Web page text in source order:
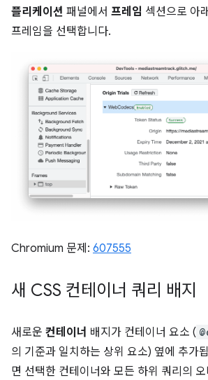
플리케이션 패널에서 프레임 섹션으로 아
프레임을 선택합니다.
Chromium 문제: 607555
새 CSS 컨테이너 쿼리 배지
새로운 컨테이너 배지가 컨테이너 요소 (
의 기준과 일치하는 상위 요소) 옆에 추가
면 선택한 컨테이너와 모든 하위 쿼리의